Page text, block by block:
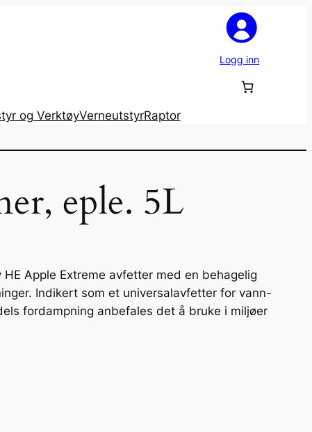
Logg inn
og VerktøyVerneutstyrRaptor
eple. 5L
HE Apple Extreme avfetter med en behagelig
Indikert som et universalavfetter for vann-
fordampning anbefales det å bruke i miljøer